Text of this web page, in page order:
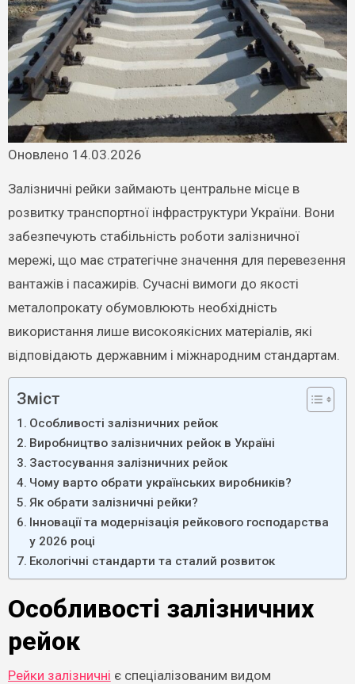
Оновлено 14.03.2026
Залізничні рейки займають центральне місце в
розвитку транспортної інфраструктури України. Вони
забезпечують стабільність роботи залізничної
мережі, що має стратегічне значення для перевезення
вантажів і пасажирів. Сучасні вимоги до якості
металопрокату обумовлюють необхідність
використання лише високоякісних матеріалів, які
відповідають державним і міжнародним стандартам.
Зміст
Особливості залізничних рейок
Виробництво залізничних рейок в Україні
Застосування залізничних рейок
Чому варто обрати українських виробників?
Як обрати залізничні рейки?
Інновації та модернізація рейкового господарства
у 2026 році
Екологічні стандарти та сталий розвиток
Особливості залізничних
рейок
Рейки залізничні є спеціалізованим видом